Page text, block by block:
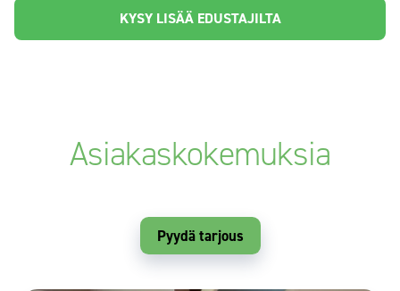
KYSY LISÄÄ EDUSTAJILTA
Asiakaskokemuksia
Pyydä tarjous